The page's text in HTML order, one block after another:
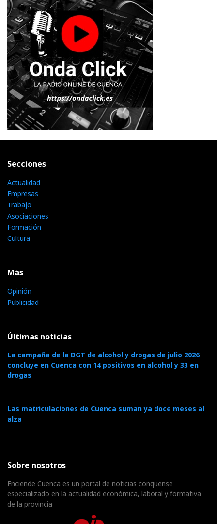
Secciones
Actualidad
Empresas
Trabajo
Asociaciones
Formación
Cultura
Más
Opinión
Publicidad
Últimas noticias
La campaña de la DGT de alcohol y drogas de julio 2026
concluye en Cuenca con 14 positivos en alcohol y 33 en
drogas
Las matriculaciones de Cuenca suman ya doce meses al
alza
Sobre nosotros
Enciende Cuenca es un portal de noticias conquense
especializado en la actualidad económica, laboral y formativa
de la provincia